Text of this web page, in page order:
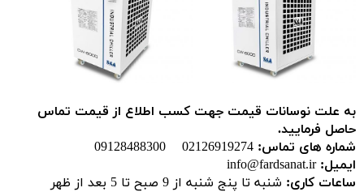
به علت نوسانات قیمت جهت کسب اطلاع از قیمت تماس
حاصل فرمایید.
شماره های تماس:
ایمیل:info@fardsanat.ir
ساعات کاری: شنبه تا پنج شنبه از 9 صبح تا 5 بعد از ظهر